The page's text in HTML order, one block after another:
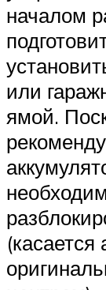
началом
или
ямой.